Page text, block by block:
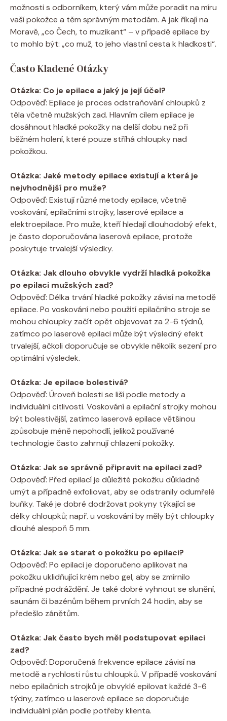
možnosti s odborníkem, který vám může poradit na míru
vaší pokožce a těm správným metodám. A jak říkají na
Moravě, „co Čech, to muzikant“ – v případě epilace by
to mohlo být: „co muž, to jeho vlastní cesta k hladkosti“.
Často Kladené Otázky
Otázka: Co je epilace a jaký je její účel?
Odpověď: Epilace je proces odstraňování chloupků z
těla včetně mužských zad. Hlavním cílem epilace je
dosáhnout hladké pokožky na delší dobu než při
běžném holení, které pouze stříhá chloupky nad
pokožkou.
Otázka: Jaké metody epilace existují a která je
nejvhodnější pro muže?
Odpověď: Existují různé metody epilace, včetně
voskování, epilačními strojky, laserové epilace a
elektroepilace. Pro muže, kteří hledají dlouhodobý efekt,
je často doporučována laserová epilace, protože
poskytuje trvalejší výsledky.
Otázka: Jak dlouho obvykle vydrží hladká pokožka
po epilaci mužských zad?
Odpověď: Délka trvání hladké pokožky závisí na metodě
epilace. Po voskování nebo použití epilačního stroje se
mohou chloupky začít opět objevovat za 2-6 týdnů,
zatímco po laserové epilaci může být výsledný efekt
trvalejší, ačkoli doporučuje se obvykle několik sezení pro
optimální výsledek.
Otázka: Je epilace bolestivá?
Odpověď: Úroveň bolesti se liší podle metody a
individuální citlivosti. Voskování a epilační strojky mohou
být bolestivější, zatímco laserová epilace většinou
způsobuje méně nepohodlí, jelikož používané
technologie často zahrnují chlazení pokožky.
Otázka: Jak se správně připravit na epilaci zad?
Odpověď: Před epilací je důležité pokožku důkladně
umýt a případně exfoliovat, aby se odstranily odumřelé
buňky. Také je dobré dodržovat pokyny týkající se
délky chloupků; např. u voskování by měly být chloupky
dlouhé alespoň 5 mm.
Otázka: Jak se starat o pokožku po epilaci?
Odpověď: Po epilaci je doporučeno aplikovat na
pokožku uklidňující krém nebo gel, aby se zmírnilo
případné podráždění. Je také dobré vyhnout se slunění,
saunám či bazénům během prvních 24 hodin, aby se
předešlo zánětům.
Otázka: Jak často bych měl podstupovat epilaci
zad?
Odpověď: Doporučená frekvence epilace závisí na
metodě a rychlosti růstu chloupků. V případě voskování
nebo epilačních strojků je obvyklé epilovat každé 3-6
týdny, zatímco u laserové epilace se doporučuje
individuální plán podle potřeby klienta.